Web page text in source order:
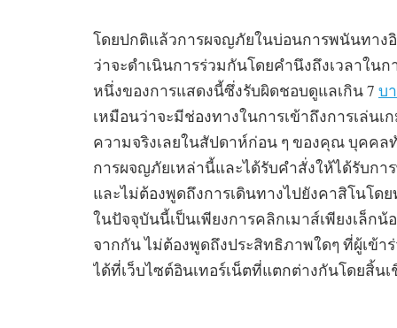
โดยปกติแล้วการผจญภัยในบ่อนการพนันทาง
ว่าจะดำเนินการร่วมกันโดยคำนึงถึงเวลาในก
หนึ่งของการแสดงนี้ซึ่งรับผิดชอบดูแลเกิน 7 บ
เหมือนว่าจะมีช่องทางในการเข้าถึงการเล่น
ความจริงเลยในสัปดาห์ก่อน ๆ ของคุณ บุคคล
การผจญภัยเหล่านี้และได้รับคำสั่งให้ได้รับก
และไม่ต้องพูดถึงการเดินทางไปยังคาสิโนโด
ในปัจจุบันนี้เป็นเพียงการคลิกเมาส์เพียงเล็กน้
จากกัน ไม่ต้องพูดถึงประสิทธิภาพใดๆ ที่ผู้เข้า
ได้ที่เว็บไซต์อินเทอร์เน็ตที่แตกต่างกันโดยสิ้นเ